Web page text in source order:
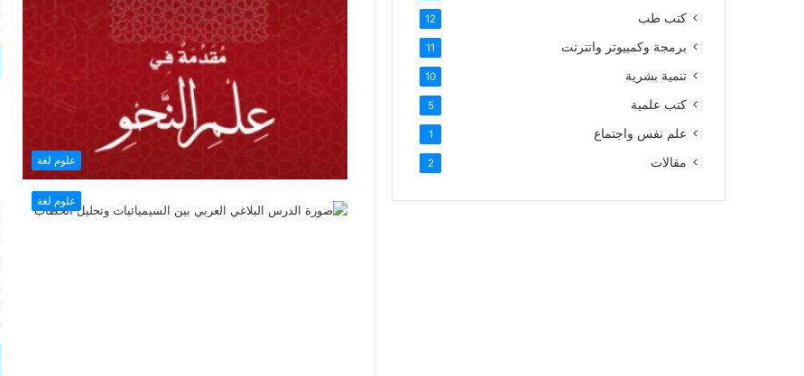
علوم لغة
علوم لغة
كتب طب 12
برمجة وكمبيوتر وانترنت 11
تنمية بشرية 10
كتب علمية 5
علم نفس واجتماع 1
مقالات 2